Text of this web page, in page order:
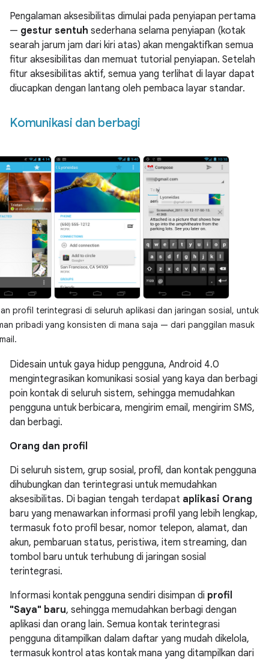
Pengalaman aksesibilitas dimulai pada penyiapan pertama
— gestur sentuh sederhana selama penyiapan (kotak
searah jarum jam dari kiri atas) akan mengaktifkan semua
fitur aksesibilitas dan memuat tutorial penyiapan. Setelah
fitur aksesibilitas aktif, semua yang terlihat di layar dapat
diucapkan dengan lantang oleh pembaca layar standar.
Komunikasi dan berbagi
profil terintegrasi di seluruh aplikasi dan jaringan sosial, untuk
pribadi yang konsisten di mana saja — dari panggilan masuk
Didesain untuk gaya hidup pengguna, Android 4.0
mengintegrasikan komunikasi sosial yang kaya dan berbagi
poin kontak di seluruh sistem, sehingga memudahkan
pengguna untuk berbicara, mengirim email, mengirim SMS,
dan berbagi.
Orang dan profil
Di seluruh sistem, grup sosial, profil, dan kontak pengguna
dihubungkan dan terintegrasi untuk memudahkan
aksesibilitas. Di bagian tengah terdapat aplikasi Orang
baru yang menawarkan informasi profil yang lebih lengkap,
termasuk foto profil besar, nomor telepon, alamat, dan
akun, pembaruan status, peristiwa, item streaming, dan
tombol baru untuk terhubung di jaringan sosial
terintegrasi.
Informasi kontak pengguna sendiri disimpan di profil
"Saya" baru, sehingga memudahkan berbagi dengan
aplikasi dan orang lain. Semua kontak terintegrasi
pengguna ditampilkan dalam daftar yang mudah dikelola,
termasuk kontrol atas kontak mana yang ditampilkan dari